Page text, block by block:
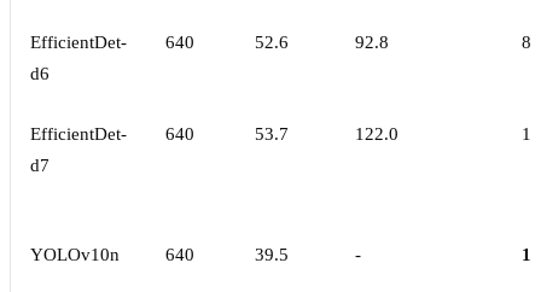
EfficientDet-
d6
640 52.6 92.8
EfficientDet-
d7
640 53.7 122.0
YOLOv10n 640 39.5 -